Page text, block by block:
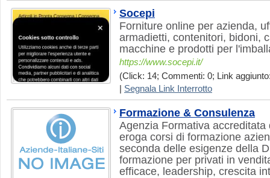
Socepi
Forniture online per azienda,
armadietti, contenitori, bidoni,
macchine e prodotti per
https://www.socepi.it/
(Click: 14; Commenti: 0; Link
Segnala Link Interrotto
Formazione & Consulenza
Agenzia Formativa
eroga corsi di formazione
seconda delle esigenze della
formazione per privati in
efficace, leadership, crescita